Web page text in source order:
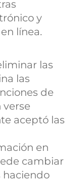
y
línea.
las
las
de
aceptó las
en
cambiar
haciendo